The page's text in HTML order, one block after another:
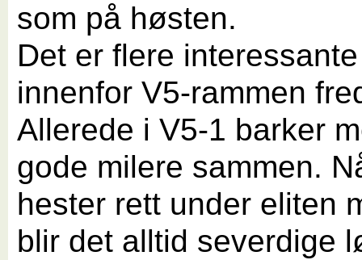
som på høsten.
Det er flere
innenfor V5-rammen
Allerede i V5-1 barker
gode milere sammen.
hester rett under eliten
blir det alltid severdige